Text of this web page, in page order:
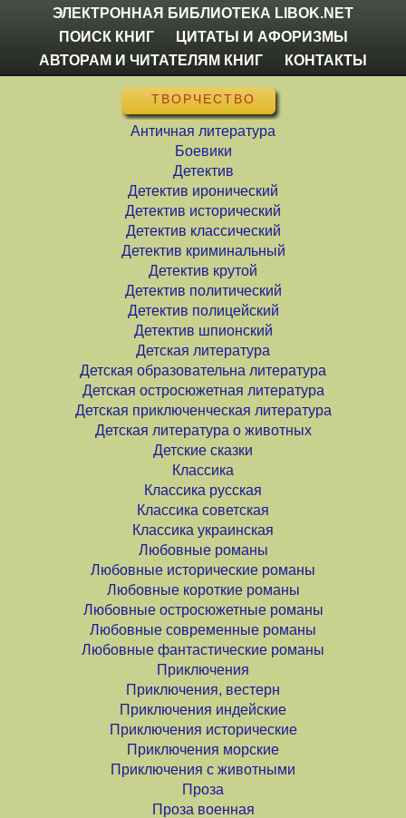
ЭЛЕКТРОННАЯ БИБЛИОТЕКА LIBOK.NET
ПОИСК КНИГ
ЦИТАТЫ И АФОРИЗМЫ
АВТОРАМ И ЧИТАТЕЛЯМ КНИГ
КОНТАКТЫ
ТВОРЧЕСТВО
Античная литература
Боевики
Детектив
Детектив иронический
Детектив исторический
Детектив классический
Детектив криминальный
Детектив крутой
Детектив политический
Детектив полицейский
Детектив шпионский
Детская литература
Детская образовательна литература
Детская остросюжетная литература
Детская приключенческая литература
Детская литература о животных
Детские сказки
Классика
Классика русская
Классика советская
Классика украинская
Любовные романы
Любовные исторические романы
Любовные короткие романы
Любовные остросюжетные романы
Любовные современные романы
Любовные фантастические романы
Приключения
Приключения, вестерн
Приключения индейские
Приключения исторические
Приключения морские
Приключения с животными
Проза
Проза военная